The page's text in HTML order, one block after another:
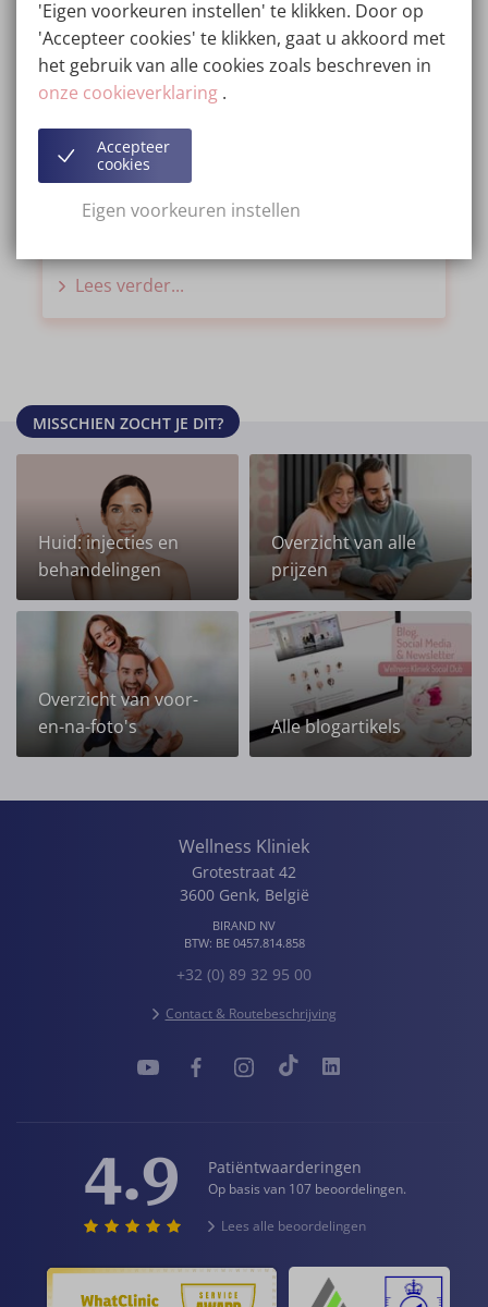
de spectaculaire resultaten
BLOG
Hoewel veel onzekerheden rond ons uiterlijk,
pigmentvlekken, kunnen worden verbeterd met
make-up, huidverzorging en veranderingen in
kunnen veranderen: de vorm en structuur van het
Lees verder...
MISSCHIEN ZOCHT JE DIT?
Huid: injecties en
behandelingen
Overzicht van alle
prijzen
Overzicht van voor-
en-na-foto's
Alle blogartikels
Wellness Kliniek
Grotestraat 42
3600 Genk, België
BIRAND NV
BTW: BE 0457.814.858
+32 (0) 89 32 95 00
Contact & Routebeschrijving
4.9 Patiëntwaarderingen
Op basis van 107 beoordelingen.
Lees alle beoordelingen
'Eigen voorkeuren instellen' te klikken. Door op
'Accepteer cookies' te klikken, gaat u akkoord met
het gebruik van alle cookies zoals beschreven in
onze cookieverklaring .
Accepteer
cookies
Eigen voorkeuren instellen